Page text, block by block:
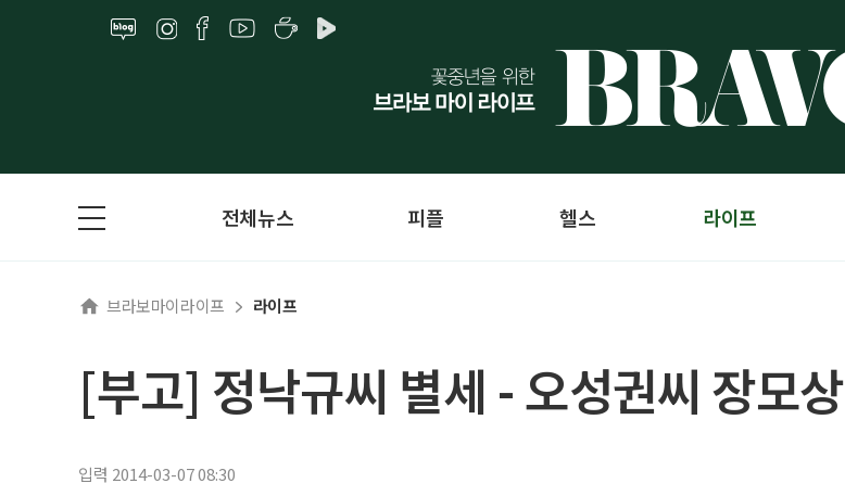
전체뉴스 피플 헬스 라이프
브라보마이라이프 라이프
[부고] 정낙규씨 별세 - 오성권씨 장모상
입력 2014-03-07 08:30